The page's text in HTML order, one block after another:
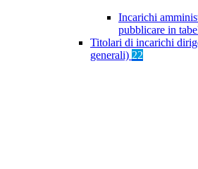
Incarichi
pubblicare in
Titolari di incarichi
generali) 22